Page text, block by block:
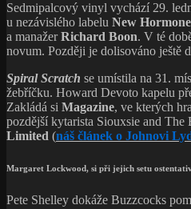
Sedmipalcový vinyl vychází 29.
u nezávislého labelu New
a manažerRichard Boon. V té
novum. Později je dolisováno ještě
Spiral Scratch se umístila na 31.
žebříčku. Howard Devoto kapelu
Zakládá si Magazine, ve kterých
pozdější kytarista Siouxsie and The
Limited (náš článek o Johnovi
Margaret Lockwood, si při jejich setu
Pete Shelley dokáže Buzzcocks